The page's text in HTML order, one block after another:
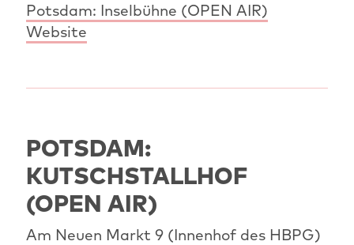
Potsdam: Inselbühne (OPEN AIR)
Website
POTSDAM:
KUTSCHSTALLHOF
(OPEN AIR)
Am Neuen Markt 9 (Innenhof des HBPG)